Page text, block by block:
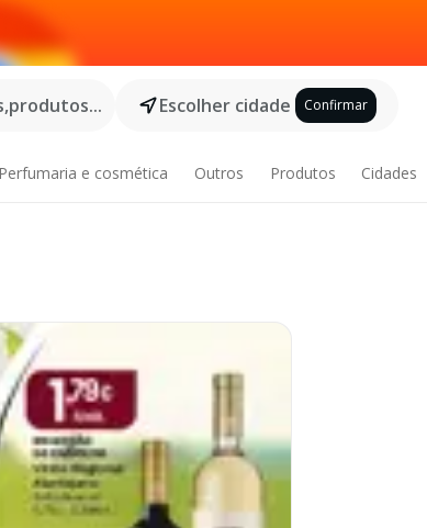
Escolher cidade Confirmar
Perfumaria e cosmética Outros Produtos Cidades